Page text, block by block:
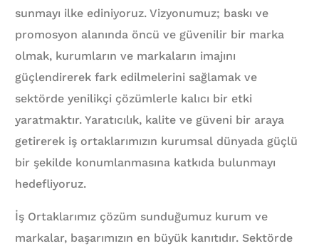
sunmayı ilke ediniyoruz. Vizyonumuz; baskı ve
promosyon alanında öncü ve güvenilir bir marka
olmak, kurumların ve markaların imajını
güçlendirerek fark edilmelerini sağlamak ve
sektörde yenilikçi çözümlerle kalıcı bir etki
yaratmaktır. Yaratıcılık, kalite ve güveni bir araya
getirerek iş ortaklarımızın kurumsal dünyada güçlü
bir şekilde konumlanmasına katkıda bulunmayı
hedefliyoruz.
İş Ortaklarımız çözüm sunduğumuz kurum ve
markalar, başarımızın en büyük kanıtıdır. Sektörde